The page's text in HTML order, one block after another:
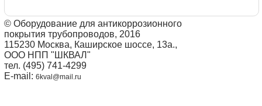
© Оборудование для антикоррозионного
покрытия трубопроводов, 2016
115230 Москва, Каширское шоссе, 13а.,
ООО НПП "ШКВАЛ"
тел. (495) 741-4299
E-mail: 6kval@mail.ru